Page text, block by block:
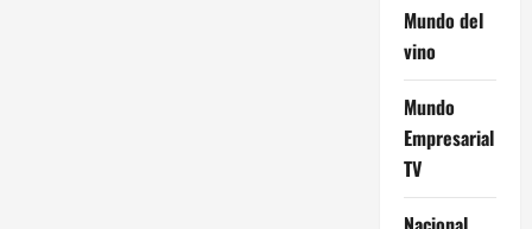
Mundo del
vino
Mundo
Empresarial
TV